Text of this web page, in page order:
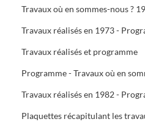
Travaux réalisés en 1973 -
Travaux réalisés et programme
Programme - Travaux où en
Plaquettes récapitulant les